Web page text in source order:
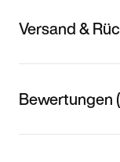
Versand &
Bewertungen